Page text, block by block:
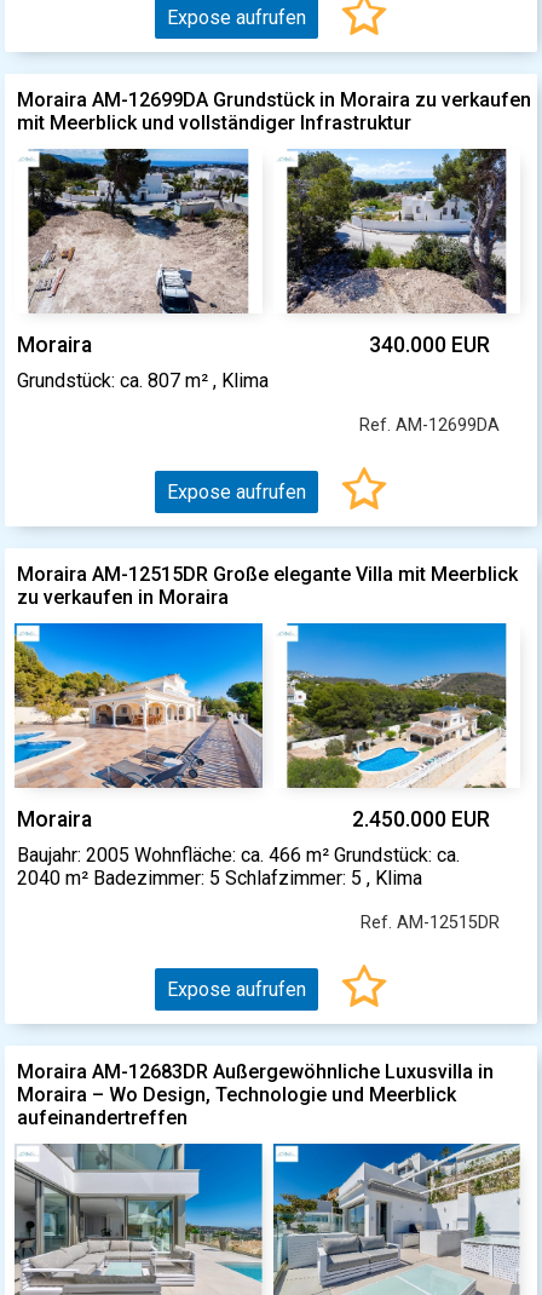
Expose aufrufen
Moraira AM-12699DA Grundstück in Moraira zu verkaufen
mit Meerblick und vollständiger Infrastruktur
Moraira 340.000 EUR
Grundstück: ca. 807 m² , Klima
Ref. AM-12699DA
Expose aufrufen
Moraira AM-12515DR Große elegante Villa mit Meerblick
zu verkaufen in Moraira
Moraira 2.450.000 EUR
Baujahr: 2005 Wohnfläche: ca. 466 m² Grundstück: ca.
2040 m² Badezimmer: 5 Schlafzimmer: 5 , Klima
Ref. AM-12515DR
Expose aufrufen
Moraira AM-12683DR Außergewöhnliche Luxusvilla in
Moraira – Wo Design, Technologie und Meerblick
aufeinandertreffen